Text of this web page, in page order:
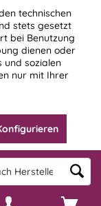
technischen
stets gesetzt
bei Benutzung
dienen oder
sozialen
nur mit Ihrer